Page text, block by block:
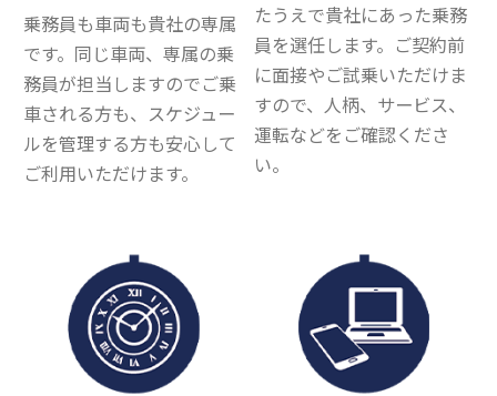
乗務員も車両も貴社の専属
です。同じ車両、専属の乗
務員が担当しますのでご乗
車される方も、スケジュー
ルを管理する方も安心して
ご利用いただけます。
たうえで貴社にあった乗務
員を選任します。ご契約前
に面接やご試乗いただけま
すので、人柄、サービス、
運転などをご確認くださ
い。